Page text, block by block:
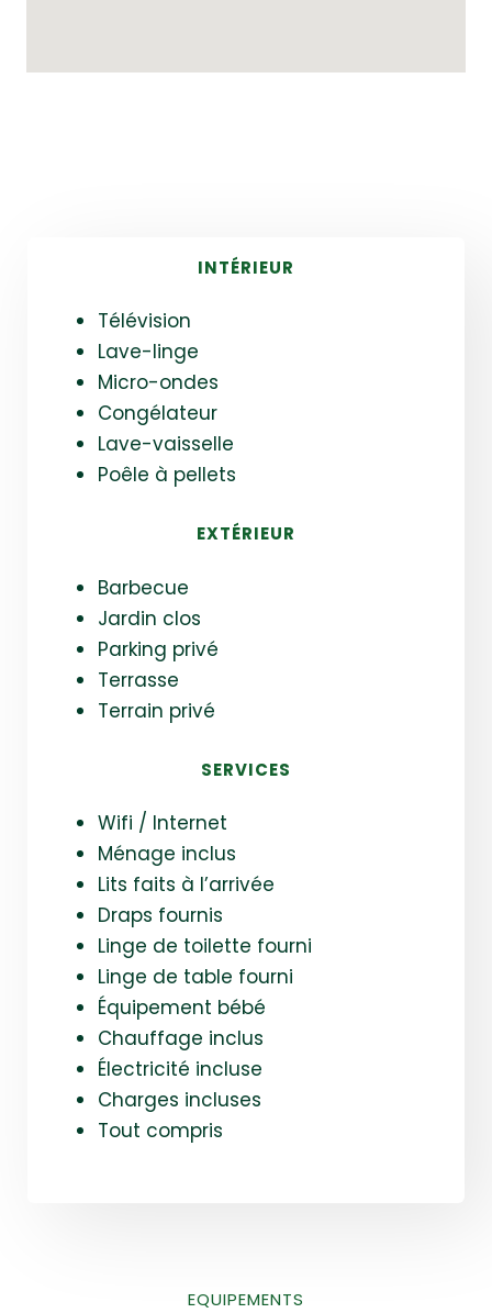
INTÉRIEUR
Télévision
Lave-linge
Micro-ondes
Congélateur
Lave-vaisselle
Poêle à pellets
EXTÉRIEUR
Barbecue
Jardin clos
Parking privé
Terrasse
Terrain privé
SERVICES
Wifi / Internet
Ménage inclus
Lits faits à l’arrivée
Draps fournis
Linge de toilette fourni
Linge de table fourni
Équipement bébé
Chauffage inclus
Électricité incluse
Charges incluses
Tout compris
EQUIPEMENTS